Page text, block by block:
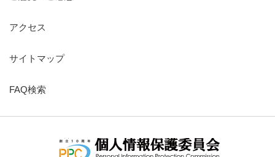
アクセス
サイトマップ
FAQ検索